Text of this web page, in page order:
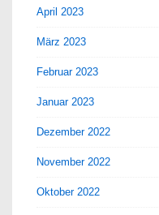
April 2023
März 2023
Februar 2023
Januar 2023
Dezember 2022
November 2022
Oktober 2022